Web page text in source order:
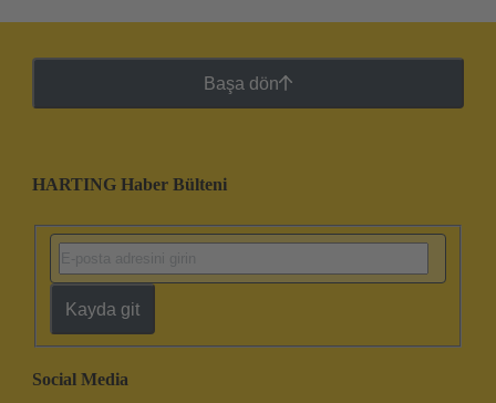
Başa dön
HARTING Haber Bülteni
Kayda git
Social Media